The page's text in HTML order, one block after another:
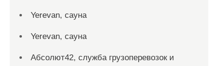
Yerevan, сауна
Yerevan, сауна
Абсолют42, служба грузоперевозок и